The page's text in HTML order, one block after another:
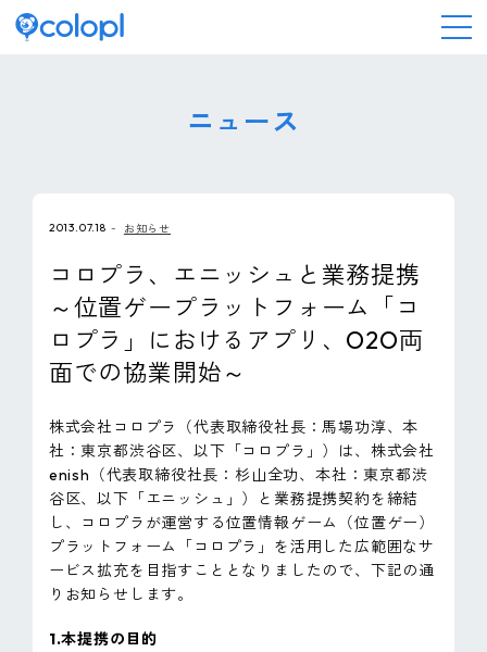
IR情報
採用情報
サステナビリティ
ピンマーク
EN
ニュース
2013.07.18 お知らせ
コロプラ、エニッシュと業務提携
～位置ゲープラットフォーム「コ
ロプラ」におけるアプリ、O2O両
面での協業開始～
株式会社コロプラ（代表取締役社長：馬場功淳、本
社：東京都渋谷区、以下「コロプラ」）は、株式会社
enish（代表取締役社長：杉山全功、本社：東京都渋
谷区、以下「エニッシュ」）と業務提携契約を締結
し、コロプラが運営する位置情報ゲーム（位置ゲー）
プラットフォーム「コロプラ」を活用した広範囲なサ
ービス拡充を目指すこととなりましたので、下記の通
りお知らせします。
1.本提携の目的